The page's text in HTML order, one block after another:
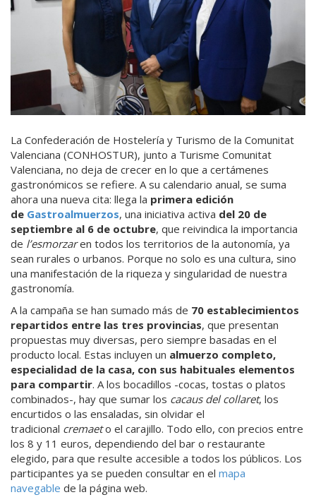
La Confederación de Hostelería y Turismo de la Comunitat
Valenciana (CONHOSTUR), junto a Turisme Comunitat
Valenciana, no deja de crecer en lo que a certámenes
gastronómicos se refiere. A su calendario anual, se suma
ahora una nueva cita: llega la primera edición
de Gastroalmuerzos, una iniciativa activa del 20 de
septiembre al 6 de octubre, que reivindica la importancia
de l’esmorzaren todos los territorios de la autonomía, ya
sean rurales o urbanos. Porque no solo es una cultura, sino
una manifestación de la riqueza y singularidad de nuestra
gastronomía.
A la campaña se han sumado más de 70 establecimientos
repartidos entre las tres provincias, que presentan
propuestas muy diversas, pero siempre basadas en el
producto local. Estas incluyen un almuerzo completo,
especialidad de la casa, con sus habituales elementos
para compartir. A los bocadillos -cocas, tostas o platos
combinados-, hay que sumar los cacaus del collaret, los
encurtidos o las ensaladas, sin olvidar el
tradicional cremaeto el carajillo. ​​Todo ello, con precios entre
los 8 y 11 euros, dependiendo del bar o restaurante
elegido, para que resulte accesible a todos los públicos. Los
participantes ya se pueden consultar en el mapa
navegable de la página web.